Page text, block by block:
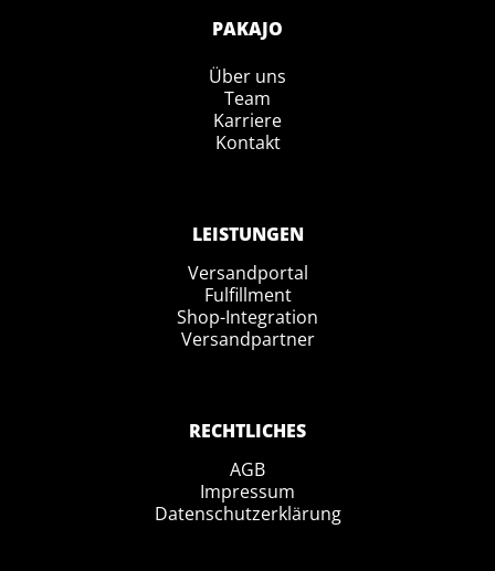
PAKAJO
Über uns
Team
Karriere
Kontakt
LEISTUNGEN
Versandportal
Fulfillment
Shop-Integration
Versandpartner
RECHTLICHES
AGB
Impressum
Datenschutzerklärung